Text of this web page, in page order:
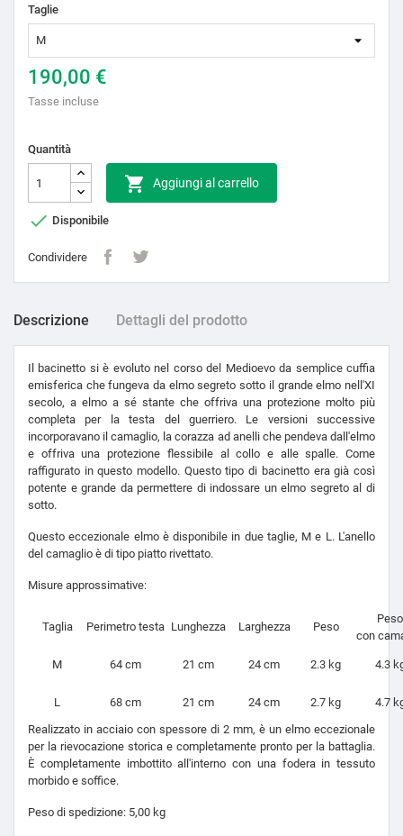
Taglie
190,00 €
Tasse incluse
Quantità
 Aggiungi al carrello
 Disponibile
Condividere
Descrizione Dettagli del prodotto
Il bacinetto si è evoluto nel corso del Medioevo da semplice cuffia
emisferica che fungeva da elmo segreto sotto il grande elmo nell'XI
secolo, a elmo a sé stante che offriva una protezione molto più
completa per la testa del guerriero. Le versioni successive
incorporavano il camaglio, la corazza ad anelli che pendeva dall'elmo
e offriva una protezione flessibile al collo e alle spalle. Come
raffigurato in questo modello. Questo tipo di bacinetto era già così
potente e grande da permettere di indossare un elmo segreto al di
sotto.
Questo eccezionale elmo è disponibile in due taglie, M e L. L'anello
del camaglio è di tipo piatto rivettato.
Misure approssimative:
Taglia Perimetro testa Lunghezza Larghezza Peso
Peso
con
M 64 cm 21 cm 24 cm 2.3 kg 4.3
L 68 cm 21 cm 24 cm 2.7 kg
4.7
Realizzato in acciaio con spessore di 2 mm, è un elmo eccezionale
per la rievocazione storica e completamente pronto per la battaglia.
È completamente imbottito all'interno con una fodera in tessuto
morbido e soffice.
Peso di spedizione: 5,00 kg